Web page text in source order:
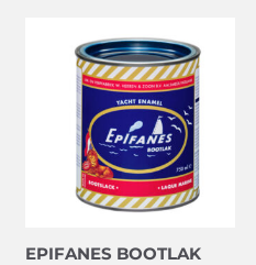
EPIFANES BOOTLAK
prijs
was:
€ 27,40.
prijs
is:
€ 24,65.